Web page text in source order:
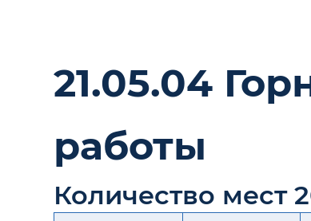
21.05.04
работы
Количество мест